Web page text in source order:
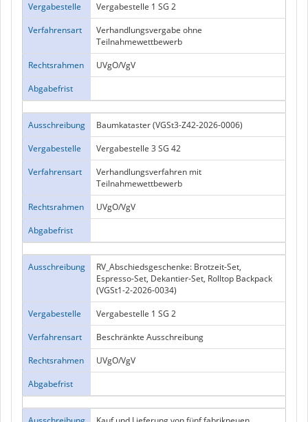
Vergabestelle
Vergabestelle 1 SG 2
Verfahrensart
Verhandlungsvergabe ohne
Teilnahmewettbewerb
Rechtsrahmen
UVgO/VgV
Abgabefrist
Ausschreibung
Baumkataster (VGSt3-Z42-2026-0006)
Vergabestelle
Vergabestelle 3 SG 42
Verfahrensart
Verhandlungsverfahren mit
Teilnahmewettbewerb
Rechtsrahmen
UVgO/VgV
Abgabefrist
Ausschreibung
RV_Abschiedsgeschenke: Brotzeit-Set,
Espresso-Set, Dekantier-Set, Rolltop Backpack
(VGSt1-2-2026-0034)
Vergabestelle
Vergabestelle 1 SG 2
Verfahrensart
Beschränkte Ausschreibung
Rechtsrahmen
UVgO/VgV
Abgabefrist